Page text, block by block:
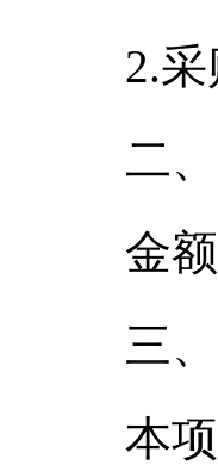
2.
二
金
三
本